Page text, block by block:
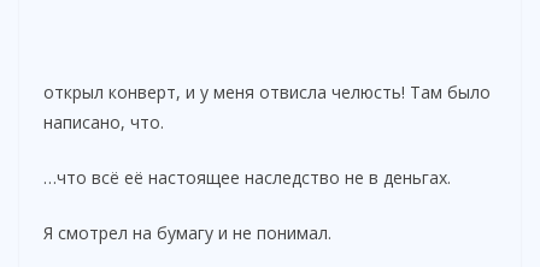
открыл конверт, и у меня отвисла челюсть! Там было
написано, что.
…что всё её настоящее наследство не в деньгах.
Я смотрел на бумагу и не понимал.